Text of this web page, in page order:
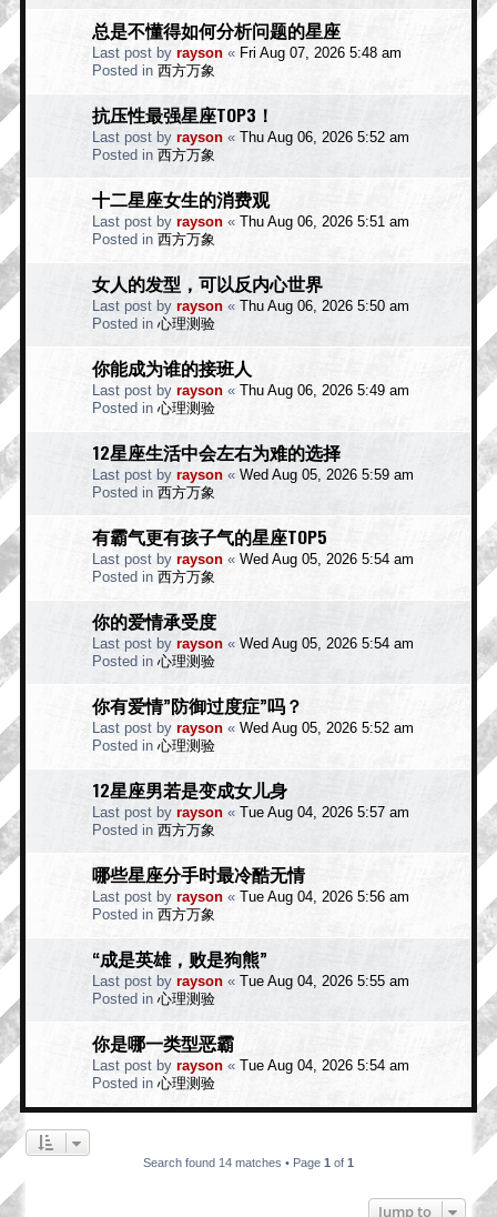
总是不懂得如何分析问题的星座
Last post by rayson « Fri Aug 07, 2026 5:48 am
Posted in 西方万象
抗压性最强星座TOP3！
Last post by rayson « Thu Aug 06, 2026 5:52 am
Posted in 西方万象
十二星座女生的消费观
Last post by rayson « Thu Aug 06, 2026 5:51 am
Posted in 西方万象
女人的发型，可以反内心世界
Last post by rayson « Thu Aug 06, 2026 5:50 am
Posted in 心理测验
你能成为谁的接班人
Last post by rayson « Thu Aug 06, 2026 5:49 am
Posted in心理测验
12星座生活中会左右为难的选择
Last post by rayson « Wed Aug 05, 2026 5:59 am
Posted in 西方万象
有霸气更有孩子气的星座TOP5
Last post by rayson « Wed Aug 05, 2026 5:54 am
Posted in 西方万象
你的爱情承受度
Last post by rayson « Wed Aug 05, 2026 5:54 am
Posted in 心理测验
你有爱情”防御过度症”吗？
Last post by rayson « Wed Aug 05, 2026 5:52 am
Posted in心理测验
12星座男若是变成女儿身
Last post by rayson « Tue Aug 04, 2026 5:57 am
Posted in 西方万象
哪些星座分手时最冷酷无情
Last post by rayson « Tue Aug 04, 2026 5:56 am
Posted in 西方万象
“成是英雄，败是狗熊”
Last post by rayson « Tue Aug 04, 2026 5:55 am
Posted in 心理测验
你是哪一类型恶霸
Last post by rayson « Tue Aug 04, 2026 5:54 am
Posted in心理测验
Search found 14 matches • Page 1 of 1
Jump to